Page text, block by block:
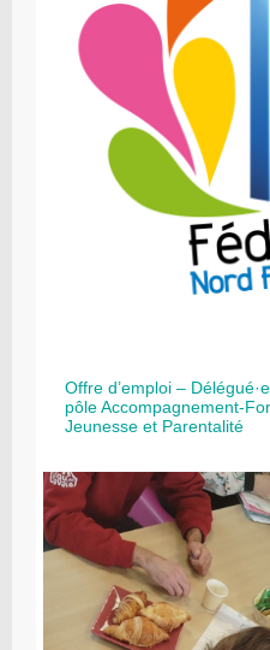
Offre d’emploi –
pôle Accompagnement-
Jeunesse et Parentalité